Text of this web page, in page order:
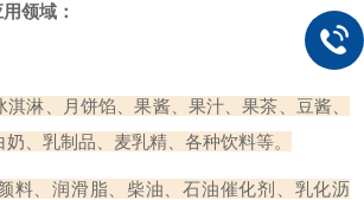
领域：
淇淋、月饼馅、果酱、果汁、果茶、豆酱、
、乳制品、麦乳精、各种饮料等。
料、润滑脂、柴油、石油催化剂、乳化沥